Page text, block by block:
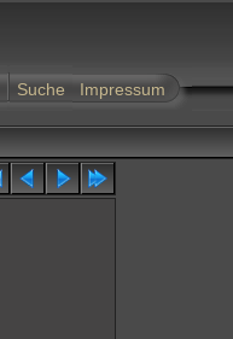
Suche Impressum